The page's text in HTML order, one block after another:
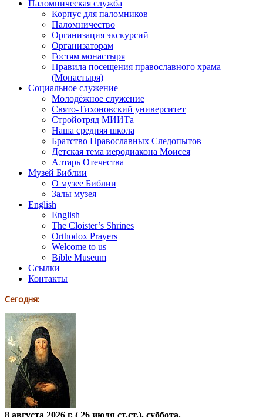
Паломническая служба
Корпус для паломников
Паломничество
Организация экскурсий
Организаторам
Гостям монастыря
Правила посещения православного храма
(Монастыря)
Социальное служение
Молодёжное служение
Свято-Тихоновский университет
Стройотряд МИИТа
Наша средняя школа
Братство Православных Следопытов
Детская тема иеродиакона Моисея
Алтарь Отечества
Музей Библии
О музее Библии
Залы музея
English
English
The Cloister’s Shrines
Orthodox Prayers
Welcome to us
Bible Museum
Ссылки
Контакты
Сегодня:
8 августа 2026 г. ( 26 июля ст.ст.), суббота.